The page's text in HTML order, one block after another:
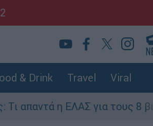
& Drink Travel Viral
ΕΛΑΣ για τους 8 βιασμούς